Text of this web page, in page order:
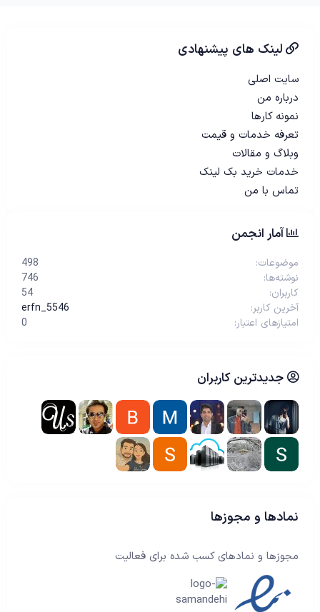
لینک های پیشنهادی
سایت اصلی
درباره من
نمونه کارها
تعرفه خدمات و قیمت
وبلاگ و مقالات
خدمات خرید بک لینک
تماس با من
آمار انجمن
موضوعات
498
نوشته‌ها
746
کاربران
54
آخرین کاربر
erfn_5546
امتیازهای اعتبار
0
جدیدترین کاربران
نمادها و مجوزها
مجوزها و نمادهای کسب شده برای فعالیت